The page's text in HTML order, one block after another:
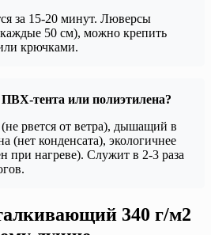
за 15-20 минут. Люверсы
50 см), можно крепить
крючками.
тента или полиэтилена?
рвется от ветра), дышащий в
(нет конденсата), экологичнее
при нагреве). Служит в 2-3 раза
340 г/м2